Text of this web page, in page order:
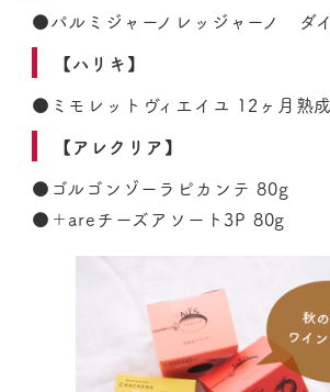
●パルミジャーノレッジャーノ ダ
【ハリキ】
●ミモレットヴィエイユ 12ヶ月熟成
【アレクリア】
●ゴルゴンゾーラピカンテ 80g
●＋areチーズアソート3P 80g